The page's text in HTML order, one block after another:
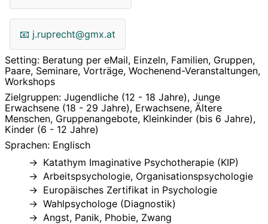
📧 j.ruprecht@gmx.at
Setting: Beratung per eMail, Einzeln, Familien, Gruppen,
Paare, Seminare, Vorträge, Wochenend-Veranstaltungen,
Workshops
Zielgruppen: Jugendliche (12 - 18 Jahre), Junge
Erwachsene (18 - 29 Jahre), Erwachsene, Ältere
Menschen, Gruppenangebote, Kleinkinder (bis 6 Jahre),
Kinder (6 - 12 Jahre)
Sprachen: Englisch
Katathym Imaginative Psychotherapie (KIP)
Arbeitspsychologie, Organisationspsychologie
Europäisches Zertifikat in Psychologie
Wahlpsychologe (Diagnostik)
Angst, Panik, Phobie, Zwang